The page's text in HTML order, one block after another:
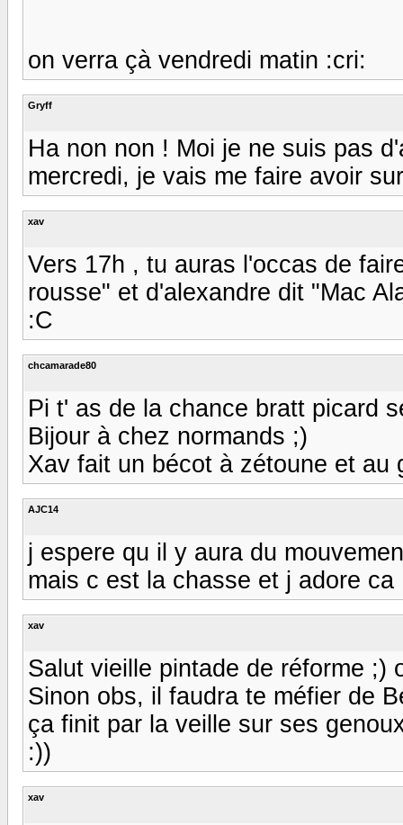
on verra çà vendredi matin :cri:
Gryff
Ha non non ! Moi je ne suis pas
mercredi, je vais me faire avoir
xav
Vers 17h , tu auras l'occas de
rousse" et d'alexandre dit "Mac
:C
chcamarade80
Pi t' as de la chance bratt picard
Bijour à chez normands ;)
Xav fait un bécot à zétoune et au
AJC14
j espere qu il y aura du
mais c est la chasse et j adore ca
xav
Salut vieille pintade de réforme ;)
Sinon obs, il faudra te méfier de
ça finit par la veille sur ses
:))
xav